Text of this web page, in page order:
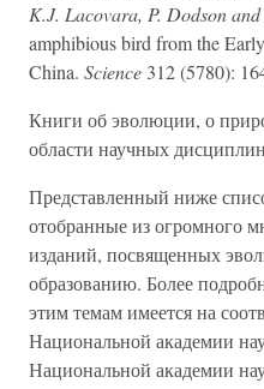
K.J. Lacovara, P. Dodson
amphibious bird from the
China. Science 312 (5780):
Книги об эволюции, о
области научных дисциплин
Представленный ниже
отобранные из огромного
изданий, посвященных
образованию. Более
этим темам имеется на
Национальной академии
Национальной академии